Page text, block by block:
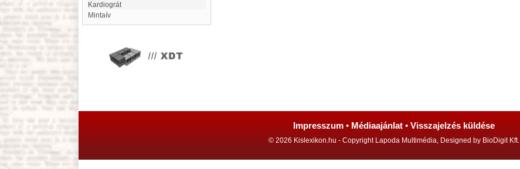
kardiográt
Mintaív
Impresszum • Médiaajánlat • Visszajelzés küldése
© 2026 Kislexikon.hu - Copyright Lapoda Multimédia, Designed by BioDigit Kft.